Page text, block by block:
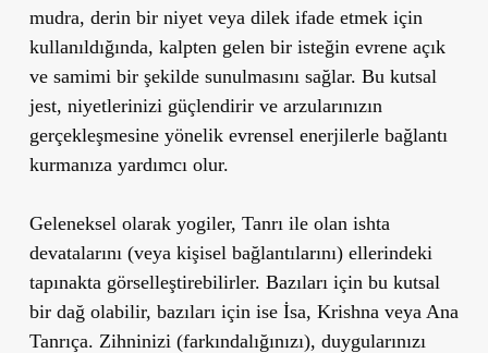
mudra, derin bir niyet veya dilek ifade etmek için
kullanıldığında, kalpten gelen bir isteğin evrene açık
ve samimi bir şekilde sunulmasını sağlar. Bu kutsal
jest, niyetlerinizi güçlendirir ve arzularınızın
gerçekleşmesine yönelik evrensel enerjilerle bağlantı
kurmanıza yardımcı olur.
Geleneksel olarak yogiler, Tanrı ile olan ishta
devatalarını (veya kişisel bağlantılarını) ellerindeki
tapınakta görselleştirebilirler. Bazıları için bu kutsal
bir dağ olabilir, bazıları için ise İsa, Krishna veya Ana
Tanrıça. Zihninizi (farkındalığınızı), duygularınızı